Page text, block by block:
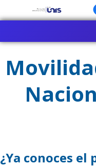
¿Ya conoces el